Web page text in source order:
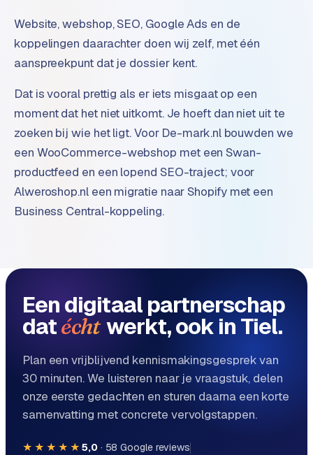
i
-
s
o
r
e
Website, webshop, SEO, Google Ads en de
koppelingen daarachter doen wij zelf, met één
aanspreekpunt dat je dossier kent.
Dat is vooral prettig als er iets misgaat op een
moment dat het niet uitkomt. Je hoeft dan niet uit te
zoeken bij wie het ligt. Voor De-mark.nl bouwden we
een WooCommerce-webshop met een Swan-
productfeed en een lopend SEO-traject; voor
Alweroshop.nl een migratie naar Shopify met een
Business Central-koppeling.
Een digitaal partnerschap
datécht werkt, ook in Tiel.
Plan een vrijblijvend kennismakingsgesprek van
30 minuten. We luisteren naar je vraagstuk, delen
onze eerste gedachten en sturen daarna een korte
samenvatting met concrete vervolgstappen.
★★★★★ 5,0· 58 Google reviews